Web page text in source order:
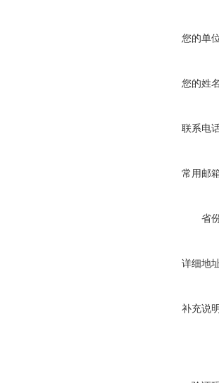
您的单
您的姓
联系电
常用邮
省
详细地
补充说